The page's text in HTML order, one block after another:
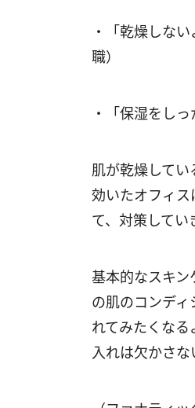
・「乾燥しな
職）
・「保湿をし
肌が乾燥して
効いたオフィ
て、対策してい
基本的なスキ
の肌のコンデ
れてみたくな
入れは欠かさな